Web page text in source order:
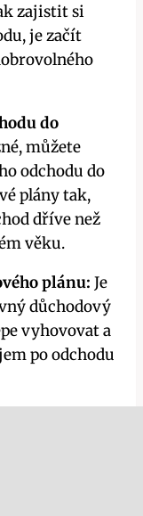
zajistit si
je začít
do
můžete
odchodu do
plány tak,
dříve než
věku.
plánu: Je
důchodový
vyhovovat a
po odchodu